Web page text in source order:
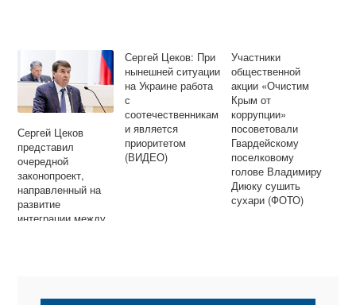
Сергей Цеков
представил
очередной
законопроект,
направленный на
развитие
интеграции между
Сергей Цеков: При
нынешней ситуации
на Украине работа
с
соотечественникам
и является
приоритетом
(ВИДЕО)
Участники
общественной
акции «Очистим
Крым от
коррупции»
посоветовали
Гвардейскому
поселковому
голове Владимиру
Диюку сушить
сухари (ФОТО)